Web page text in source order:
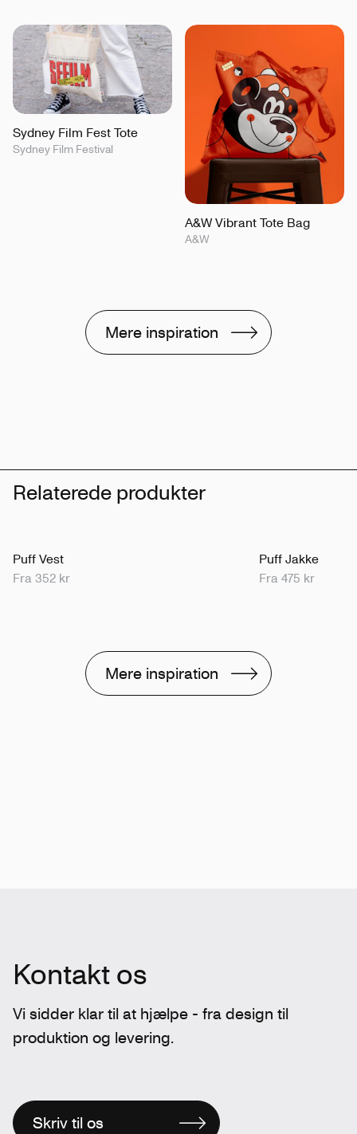
Sydney Film Fest Tote
Sydney Film Festival
A&W Vibrant Tote Bag
A&W
Mere inspiration
Relaterede produkter
Puff Vest
Fra 352 kr
Puff Jakke
Fra 475 kr
Mere inspiration
Kontakt os
Vi sidder klar til at hjælpe - fra design til
produktion og levering.
Skriv til os